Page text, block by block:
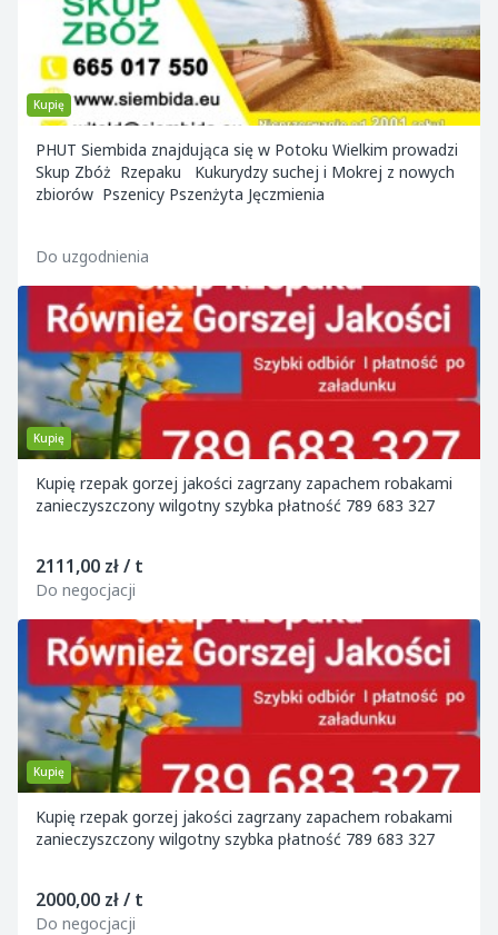
Kupię
PHUT Siembida znajdująca się w Potoku Wielkim prowadzi
Skup Zbóż Rzepaku Kukurydzy suchej i Mokrej z nowych
zbiorów Pszenicy Pszenżyta Jęczmienia
Do uzgodnienia
Kupię
Kupię rzepak gorzej jakości zagrzany zapachem robakami
zanieczyszczony wilgotny szybka płatność 789 683 327
2111,00 zł / t
Do negocjacji
Kupię
Kupię rzepak gorzej jakości zagrzany zapachem robakami
zanieczyszczony wilgotny szybka płatność 789 683 327
2000,00 zł / t
Do negocjacji